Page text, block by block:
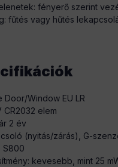
fényerő szerint
fűtés vagy hűtés
Door/Window EU LR
CR2032 elem
2 év
(nyitás/zárás), G-
S800
kevesebb, mint 25